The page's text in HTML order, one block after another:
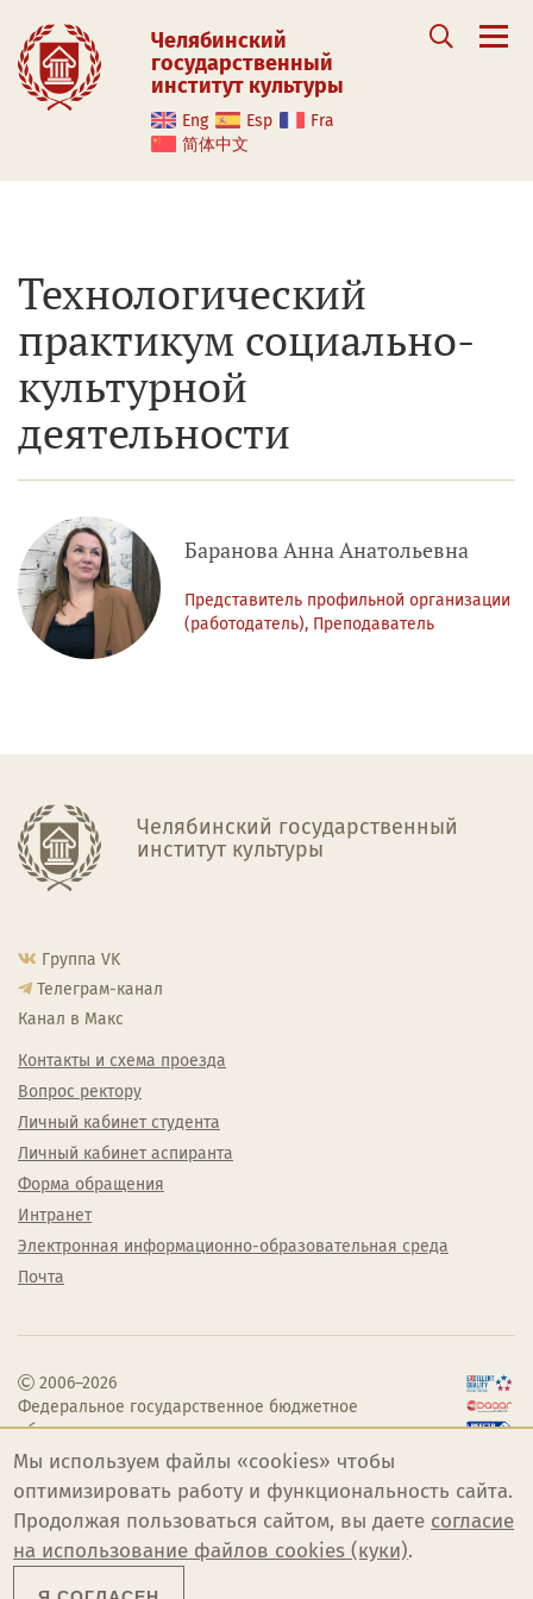
Челябинский
государственный
институт культуры
Eng Esp
Fra
简体中文
Технологический
практикум социально-
культурной
деятельности
Баранова Анна Анатольевна
Представитель профильной организации
(работодатель), Преподаватель
Челябинский государственный
институт культуры
Группа VK
Телеграм-канал
Канал в Макс
Контакты и схема проезда
Вопрос ректору
Личный кабинет студента
Личный кабинет аспиранта
Форма обращения
Интранет
Электронная информационно-образовательная среда
Почта
2006–2026
Федеральное государственное бюджетное
образовательное учреждение высшего
образования «Челябинский государственный
институт культуры»
Мы используем файлы «cookies» чтобы
оптимизировать работу и функциональность сайта.
Продолжая пользоваться сайтом, вы даете согласие
на использование файлов cookies (куки).